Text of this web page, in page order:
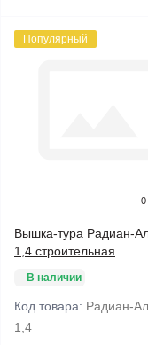
Популярный
0
Вышка-тура Радиан-
1,4 строительная
В наличии
Код товара: Радиан-
1,4